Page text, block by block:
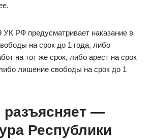
УК РФ предусматривает наказание в
на срок до 1 года, либо
на тот же срок, либо арест на срок
лишение свободы на срок до 1
разъясняет —
Республики